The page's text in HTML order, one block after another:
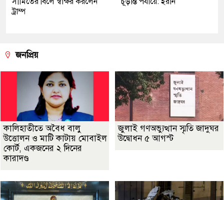
ট্রাম্প
জনপ্রিয়
কালিহাতীতে অবৈধ বালু
উত্তোলন ও মাটি কাটায় মোবাইল
কোর্ট, একজনের ২ দিনের
কারাদণ্ড
জুলাই গণঅভ্যুত্থান স্মৃতি জাদুঘর
উদ্বোধন ৫ আগস্ট